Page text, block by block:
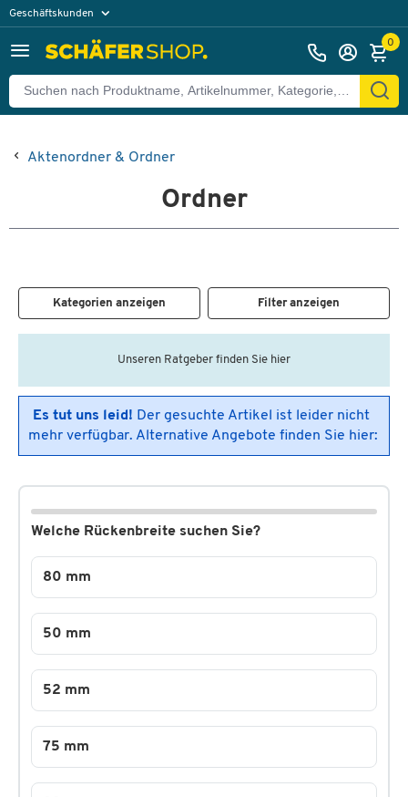
Geschäftskunden
0
Aktenordner & Ordner
Ordner
Kategorien anzeigen Filter anzeigen
Unseren Ratgeber finden Sie hier
Es tut uns leid! Der gesuchte Artikel ist leider nicht
mehr verfügbar. Alternative Angebote finden Sie hier:
Welche Rückenbreite suchen Sie?
80 mm
50 mm
52 mm
75 mm